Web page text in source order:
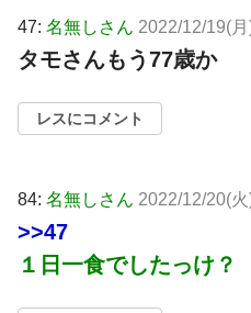
47: 名無しさん 2022/12/19(
タモさんもう77歳か
レスにコメント
84: 名無しさん 2022/12/20(
>>47
１日一食でしたっけ？